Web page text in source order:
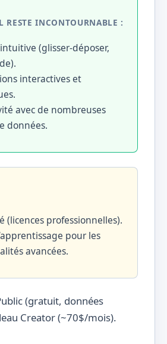
RESTE INCONTOURNABLE :
(glisser-déposer,
interactives et
avec de nombreuses
données.
(licences professionnelles).
pour les
avancées.
(gratuit, données
Creator (~70$/mois).